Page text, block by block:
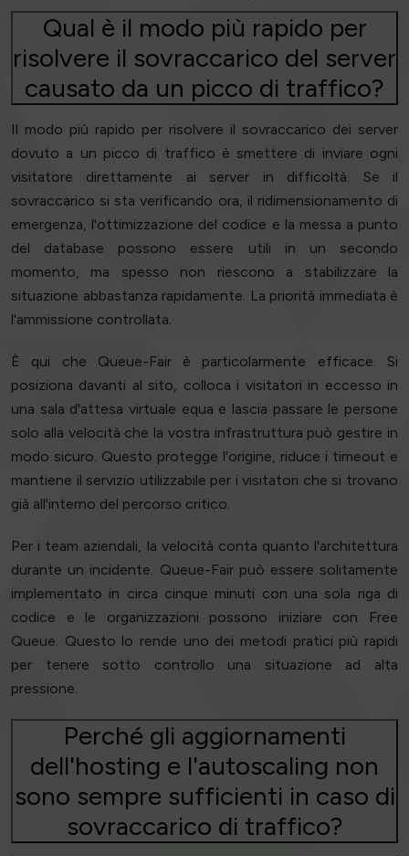
Qual è il modo più rapido per
risolvere il sovraccarico del server
causato da un picco di traffico?
Il modo più rapido per risolvere il sovraccarico dei server
dovuto a un picco di traffico è smettere di inviare ogni
visitatore direttamente ai server in difficoltà. Se il
sovraccarico si sta verificando ora, il ridimensionamento di
emergenza, l'ottimizzazione del codice e la messa a punto
del database possono essere utili in un secondo
momento, ma spesso non riescono a stabilizzare la
situazione abbastanza rapidamente. La priorità immediata è
l'ammissione controllata.
È qui che Queue-Fair è particolarmente efficace. Si
posiziona davanti al sito, colloca i visitatori in eccesso in
una sala d'attesa virtuale equa e lascia passare le persone
solo alla velocità che la vostra infrastruttura può gestire in
modo sicuro. Questo protegge l'origine, riduce i timeout e
mantiene il servizio utilizzabile per i visitatori che si trovano
già all'interno del percorso critico.
Per i team aziendali, la velocità conta quanto l'architettura
durante un incidente. Queue-Fair può essere solitamente
implementato in circa cinque minuti con una sola riga di
codice e le organizzazioni possono iniziare con Free
Queue. Questo lo rende uno dei metodi pratici più rapidi
per tenere sotto controllo una situazione ad alta
pressione.
Perché gli aggiornamenti
dell'hosting e l'autoscaling non
sono sempre sufficienti in caso di
sovraccarico di traffico?